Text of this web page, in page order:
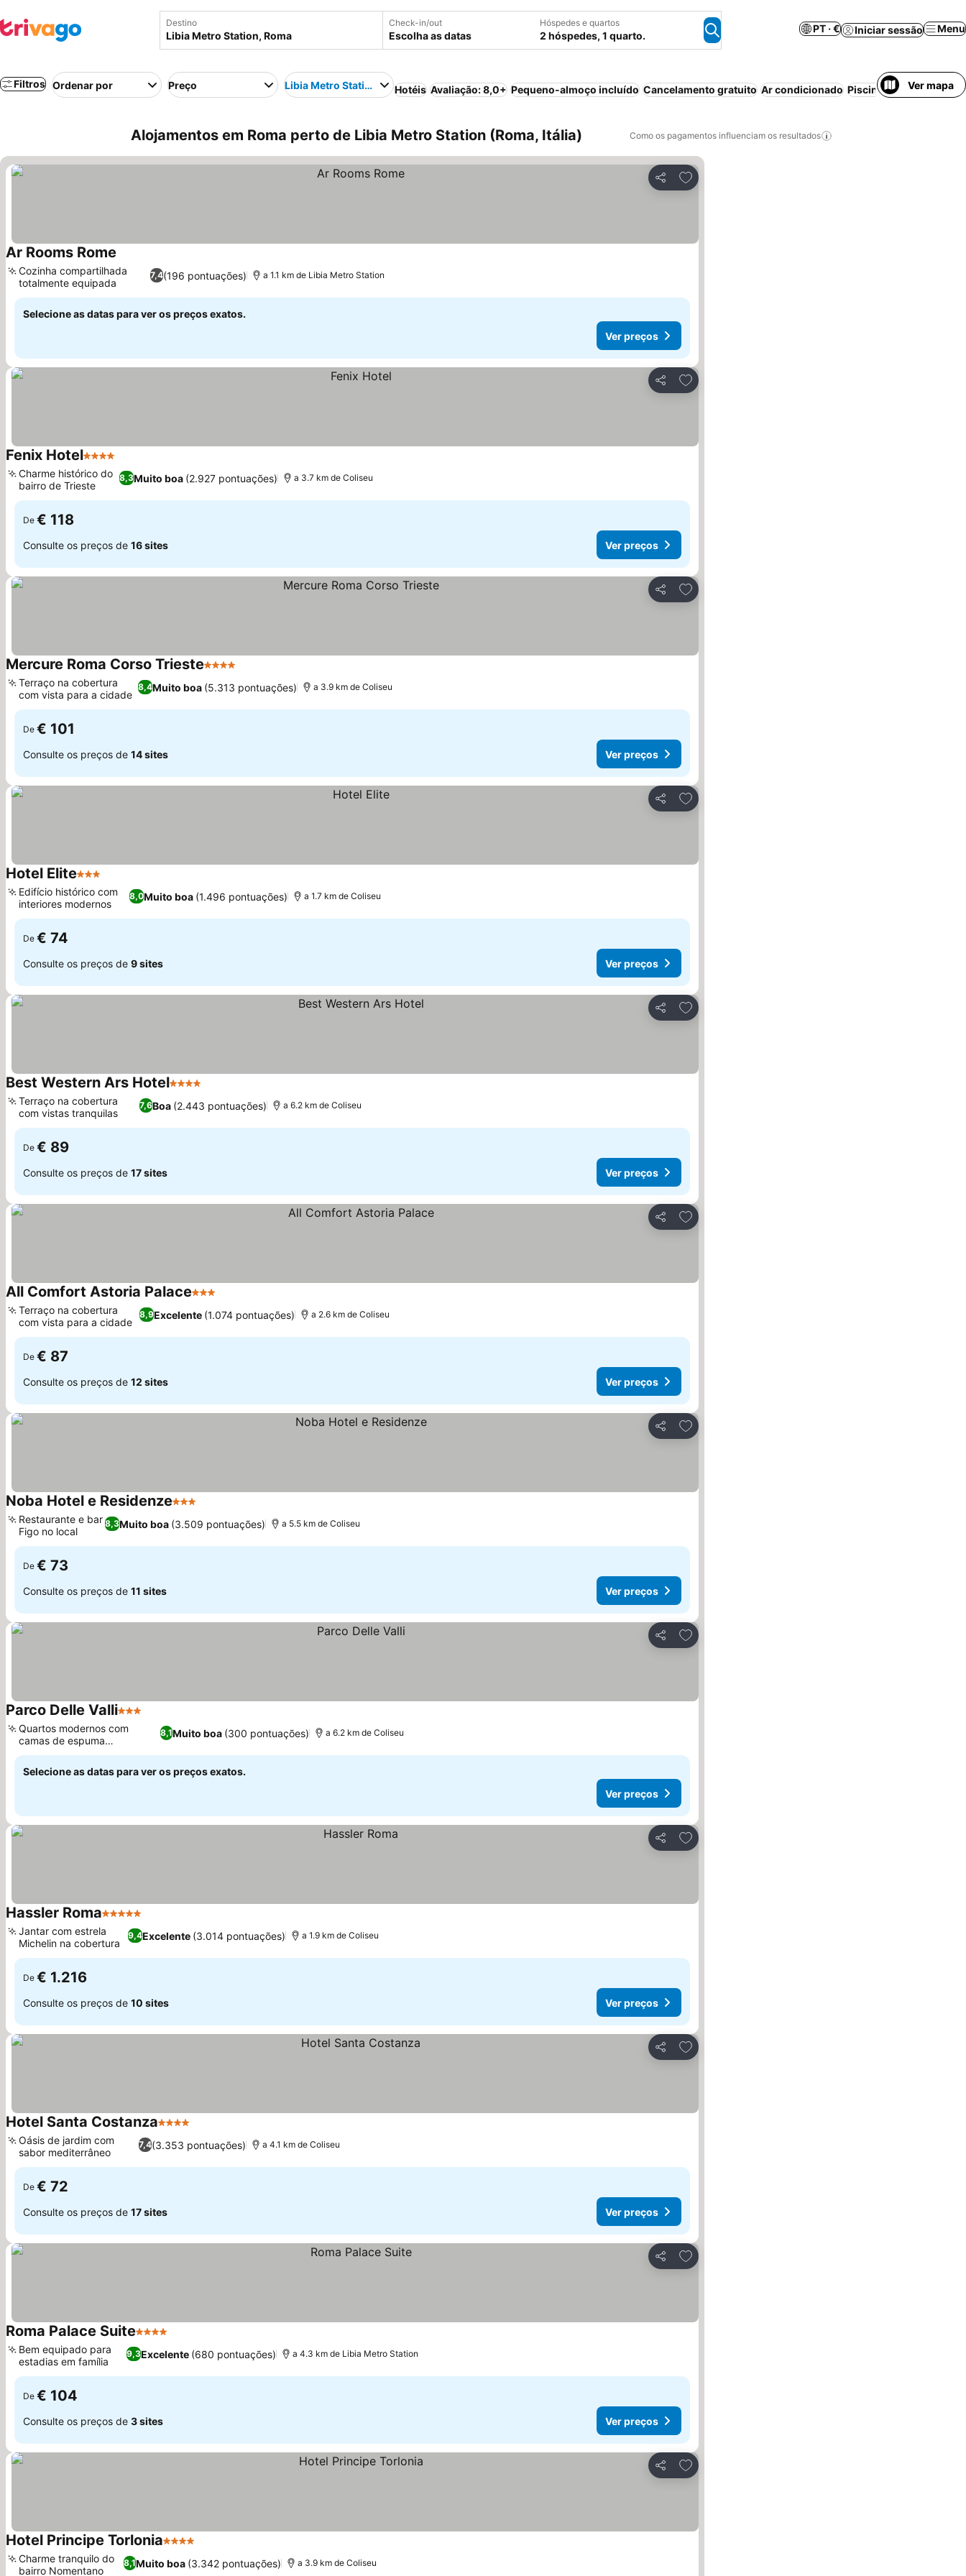
Destino Check-in/out
Escolha as datas
Hóspedes e quartos
2 hóspedes, 1 quarto.
PT · € Iniciar sessão Menu
Filtros Ordenar por Preço Libia Metro Station Hotéis Avaliação: 8,0+ Pequeno-almoço incluído Cancelamento gratuito Ar condicionado Piscina Aparthotel
Ver mapa
Alojamentos em Roma perto de Libia Metro Station (Roma, Itália) Como os pagamentos influenciam os resultados
Partilhar
Adicionar aos favoritos
Ar Rooms Rome
7,4(196 pontuações)
Cozinha compartilhada
totalmente equipada
a 1.1 km de Libia Metro Station
Selecione as datas para ver os preços exatos.
Ver preços
Partilhar
Adicionar aos favoritos
Fenix Hotel4 Estrelas
8,3Muito boa (2.927 pontuações)
Charme histórico do
bairro de Trieste
a 3.7 km de Coliseu
De € 118
Consulte os preços de 16 sites Ver preços
Partilhar
Adicionar aos favoritos
Mercure Roma Corso Trieste4 Estrelas
8,4Muito boa (5.313 pontuações)
Terraço na cobertura
com vista para a cidade
a 3.9 km de Coliseu
De € 101
Consulte os preços de 14 sites Ver preços
Partilhar
Adicionar aos favoritos
Hotel Elite3 Estrelas
8,0Muito boa (1.496 pontuações)
Edifício histórico com
interiores modernos
a 1.7 km de Coliseu
De € 74
Consulte os preços de 9 sites Ver preços
Partilhar
Adicionar aos favoritos
Best Western Ars Hotel4 Estrelas
7,6Boa (2.443 pontuações)
Terraço na cobertura
com vistas tranquilas
a 6.2 km de Coliseu
De € 89
Consulte os preços de 17 sites Ver preços
Partilhar
Adicionar aos favoritos
All Comfort Astoria Palace3 Estrelas
8,9Excelente (1.074 pontuações)
Terraço na cobertura
com vista para a cidade
a 2.6 km de Coliseu
De € 87
Consulte os preços de 12 sites Ver preços
Partilhar
Adicionar aos favoritos
Noba Hotel e Residenze3 Estrelas
8,3Muito boa (3.509 pontuações)
Restaurante e bar
Figo no local
a 5.5 km de Coliseu
De € 73
Consulte os preços de 11 sites Ver preços
Partilhar
Adicionar aos favoritos
Parco Delle Valli3 Estrelas
8,1Muito boa (300 pontuações)
Quartos modernos com
camas de espuma
viscoelástica
a 6.2 km de Coliseu
Selecione as datas para ver os preços exatos.
Ver preços
Partilhar
Adicionar aos favoritos
Hassler Roma5 Estrelas
9,4Excelente (3.014 pontuações)
Jantar com estrela
Michelin na cobertura
a 1.9 km de Coliseu
De € 1.216
Consulte os preços de 10 sites Ver preços
Partilhar
Adicionar aos favoritos
Hotel Santa Costanza4 Estrelas
7,4(3.353 pontuações)
Oásis de jardim com
sabor mediterrâneo
a 4.1 km de Coliseu
De € 72
Consulte os preços de 17 sites Ver preços
Partilhar
Adicionar aos favoritos
Roma Palace Suite4 Estrelas
9,3Excelente (680 pontuações)
Bem equipado para
estadias em família
a 4.3 km de Libia Metro Station
De € 104
Consulte os preços de 3 sites Ver preços
Partilhar
Adicionar aos favoritos
Hotel Principe Torlonia4 Estrelas
8,1Muito boa (3.342 pontuações)
Charme tranquilo do
bairro Nomentano
a 3.9 km de Coliseu